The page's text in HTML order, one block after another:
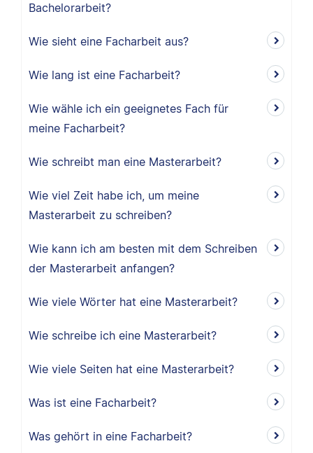
Bachelorarbeit?
Wie sieht eine Facharbeit aus?
Wie lang ist eine Facharbeit?
Wie wähle ich ein geeignetes Fach für
meine Facharbeit?
Wie schreibt man eine Masterarbeit?
Wie viel Zeit habe ich, um meine
Masterarbeit zu schreiben?
Wie kann ich am besten mit dem Schreiben
der Masterarbeit anfangen?
Wie viele Wörter hat eine Masterarbeit?
Wie schreibe ich eine Masterarbeit?
Wie viele Seiten hat eine Masterarbeit?
Was ist eine Facharbeit?
Was gehört in eine Facharbeit?